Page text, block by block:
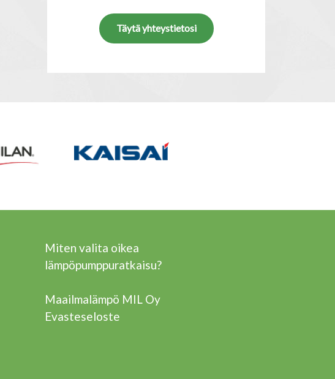
Täytä yhteystietosi
Miten valita oikea
lämpöpumppuratkaisu?
Maailmalämpö MIL Oy
Evasteseloste